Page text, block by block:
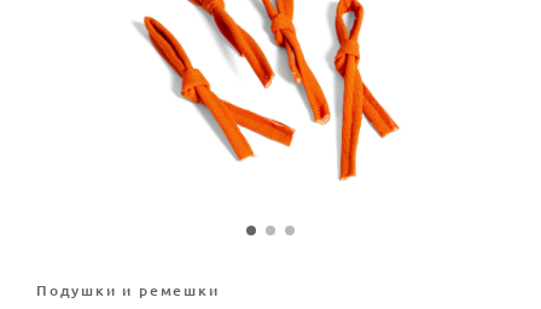
Подушки и ремешки